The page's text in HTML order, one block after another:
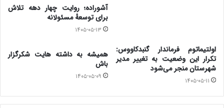
۱۵- وجود اقلیم های گوناگون آب وهوایی
۱۶-تفاوت فراوان اب وخاک
۱۷-سطح نزدیک زندگی و رفاه در شهر و روستا
آشوراده؛ روایت چهار دهه تلاش
برای توسعهٔ مسئولانه
۱۴۰۵-۰۵-۱۳
اولتیماتوم فرماندار گنبدکاووس:
تکرار این وضعیت به تغییر مدیر
شهرستان منجر می‌شود
۱۴۰۵-۰۵-۱۱
همیشه به داشته هایت شکرگزار
باش
۱۴۰۵-۰۵-۰۹